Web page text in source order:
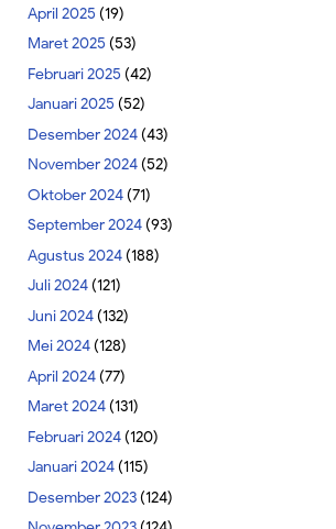
April 2025 (19)
Maret 2025 (53)
Februari 2025 (42)
Januari 2025 (52)
Desember 2024(43)
November 2024(52)
Oktober 2024(71)
September 2024(93)
Agustus 2024(188)
Juli 2024(121)
Juni 2024(132)
Mei 2024(128)
April 2024(77)
Maret 2024(131)
Februari 2024(120)
Januari 2024(115)
Desember 2023(124)